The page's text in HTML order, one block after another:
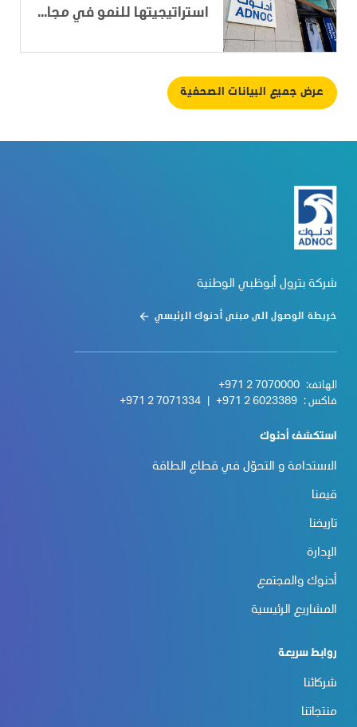
استراتيجيتها للنمو في مجا...
عرض جميع البيانات الصحفية
شركة بترول أبوظبي الوطنية
خريطة الوصول الى مبنى أدنوك الرئيسي
الهاتف: +971 2 7070000
فاكس : +971 2 6023389
+971 2 7071334
استكشف أدنوك
الاستدامة و التحوّل في قطاع الطاقة
قيمنا
تاريخنا
الإدارة
أدنوك والمجتمع
المشاريع الرئيسية
روابط سريعة
شركائنا
منتجاتنا